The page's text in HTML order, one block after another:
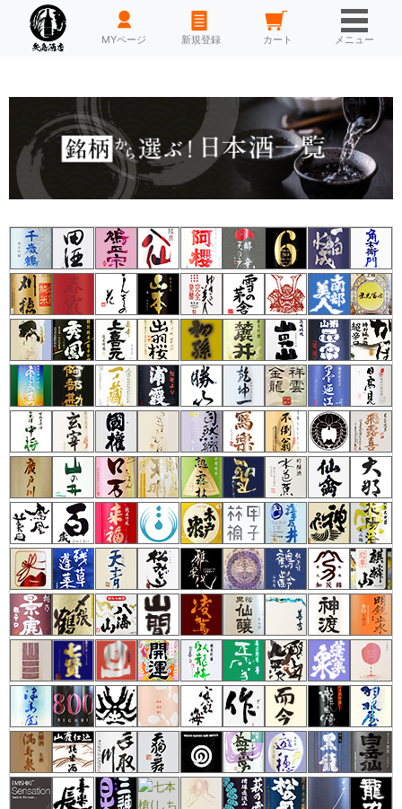
HOME MYページ 新規登録 カート メニュー
栃木県
群馬県
群馬県
栃木県
栃木県
栃木県
茨城県
茨城県
千葉県
千葉県
千葉県
東京都
埼玉県
埼玉県
神奈川県
神奈川県
神奈川県
神奈川県